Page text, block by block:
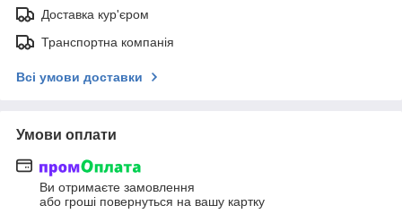
Доставка кур'єром
Транспортна компанія
Всі умови доставки
Умови оплати
Ви отримаєте замовлення
або гроші повернуться на вашу картку